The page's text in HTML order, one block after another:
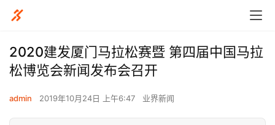
2020建发厦门马拉松赛暨 第四届中国马拉
松博览会新闻发布会召开
admin 2019年10月24日 上午6:47 业界新闻